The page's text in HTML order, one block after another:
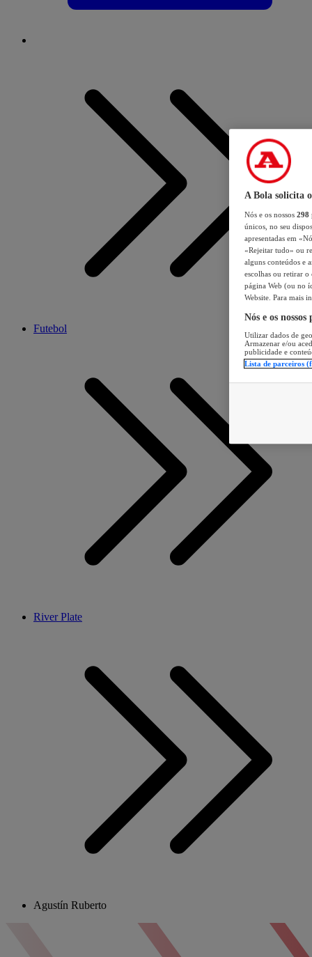
Futebol
River Plate
Agustín Ruberto
A Bola solicita
Nós e os nossos 298
únicos, no seu
apresentadas em
«Rejeitar tudo» ou
alguns conteúdos e
escolhas ou retirar
página Web (ou no
Website. Para mais
Nós e os
Utilizar dados de
Armazenar e/ou
publicidade e
Lista de parceiros